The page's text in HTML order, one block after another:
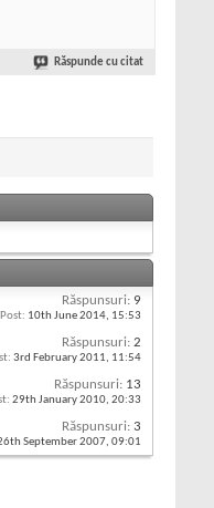
Răspunde cu citat
Răspunsuri: 9
10th June 2014, 15:53
Răspunsuri: 2
3rd February 2011, 11:54
Răspunsuri: 13
29th January 2010, 20:33
Răspunsuri: 3
September 2007, 09:01